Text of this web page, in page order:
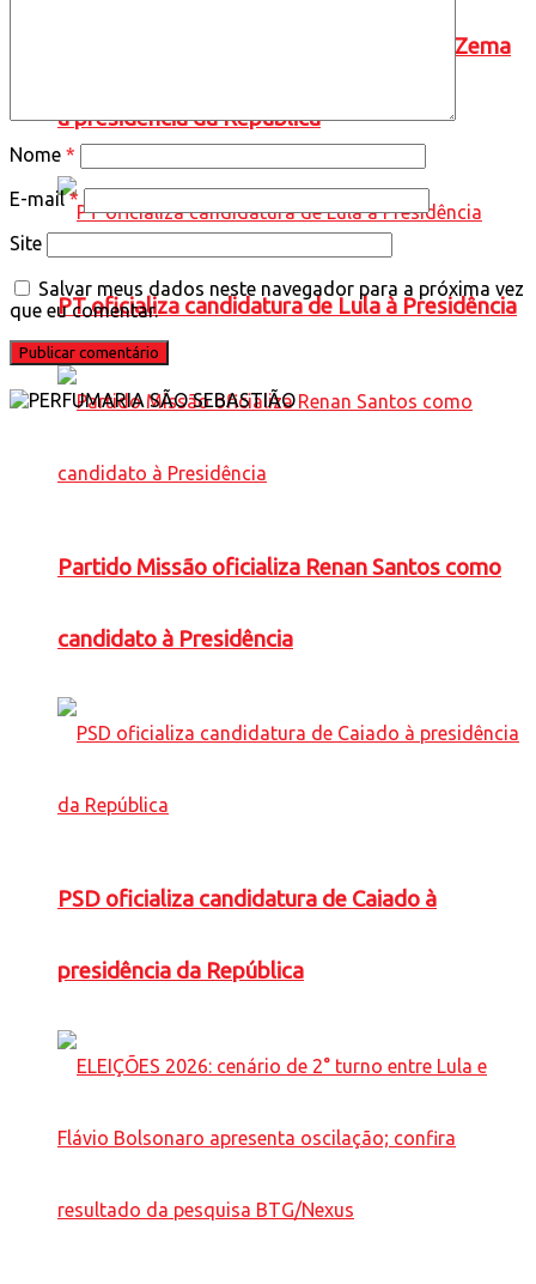
Novo oficializa a candidatura de Romeu Zema
à presidência da República
PT oficializa candidatura de Lula à Presidência
Partido Missão oficializa Renan Santos como
candidato à Presidência
PSD oficializa candidatura de Caiado à
presidência da República
Nome *
E-mail*
Site
Salvar meus dados neste navegador para a próxima vez
que eu comentar.